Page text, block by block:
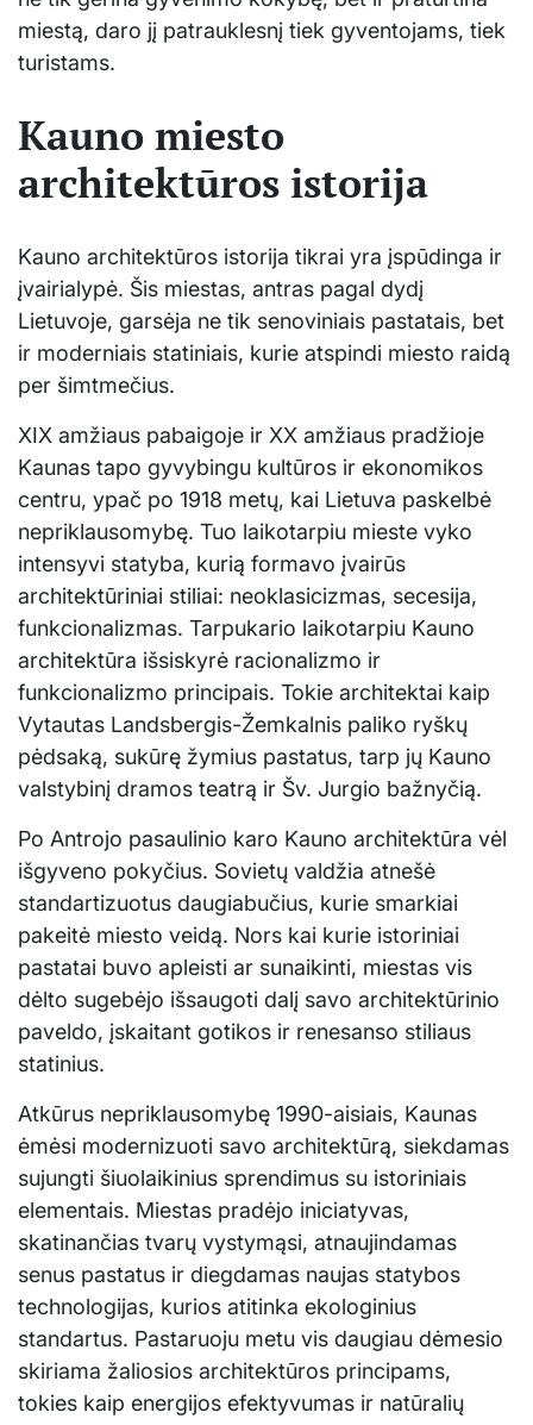
miestą, daro jį patrauklesnį tiek gyventojams, tiek
turistams.
Kauno miesto
architektūros istorija
Kauno architektūros istorija tikrai yra įspūdinga ir
įvairialypė. Šis miestas, antras pagal dydį
Lietuvoje, garsėja ne tik senoviniais pastatais, bet
ir moderniais statiniais, kurie atspindi miesto raidą
per šimtmečius.
XIX amžiaus pabaigoje ir XX amžiaus pradžioje
Kaunas tapo gyvybingu kultūros ir ekonomikos
centru, ypač po 1918 metų, kai Lietuva paskelbė
nepriklausomybę. Tuo laikotarpiu mieste vyko
intensyvi statyba, kurią formavo įvairūs
architektūriniai stiliai: neoklasicizmas, secesija,
funkcionalizmas. Tarpukario laikotarpiu Kauno
architektūra išsiskyrė racionalizmo ir
funkcionalizmo principais. Tokie architektai kaip
Vytautas Landsbergis-Žemkalnis paliko ryškų
pėdsaką, sukūrę žymius pastatus, tarp jų Kauno
valstybinį dramos teatrą ir Šv. Jurgio bažnyčią.
Po Antrojo pasaulinio karo Kauno architektūra vėl
išgyveno pokyčius. Sovietų valdžia atnešė
standartizuotus daugiabučius, kurie smarkiai
pakeitė miesto veidą. Nors kai kurie istoriniai
pastatai buvo apleisti ar sunaikinti, miestas vis
dėlto sugebėjo išsaugoti dalį savo architektūrinio
paveldo, įskaitant gotikos ir renesanso stiliaus
statinius.
Atkūrus nepriklausomybę 1990-aisiais, Kaunas
ėmėsi modernizuoti savo architektūrą, siekdamas
sujungti šiuolaikinius sprendimus su istoriniais
elementais. Miestas pradėjo iniciatyvas,
skatinančias tvarų vystymąsi, atnaujindamas
senus pastatus ir diegdamas naujas statybos
technologijas, kurios atitinka ekologinius
standartus. Pastaruoju metu vis daugiau dėmesio
skiriama žaliosios architektūros principams,
tokies kaip energijos efektyvumas ir natūralių